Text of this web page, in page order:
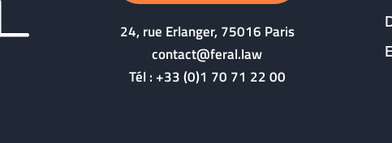
24, rue Erlanger, 75016 Paris
contact@feral.law
Tél :+33 (0)1 70 71 22 00